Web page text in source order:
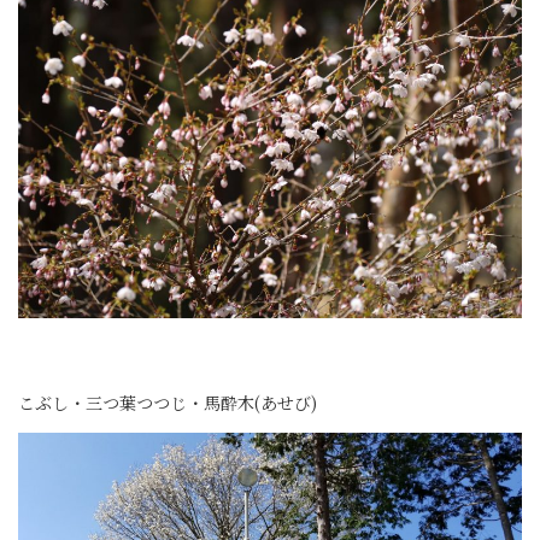
こぶし・三つ葉つつじ・馬酔木(あせび)